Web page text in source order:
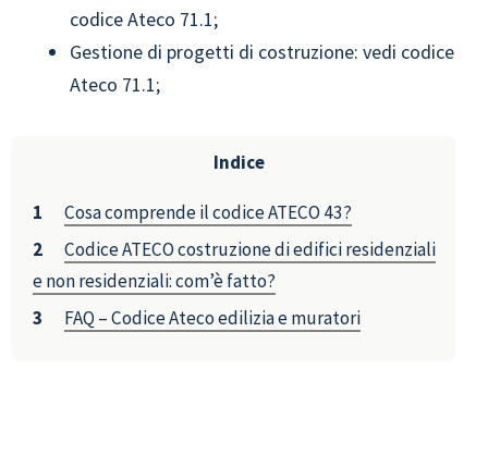
codice Ateco 71.1;
Gestione di progetti di costruzione: vedi codice
Ateco 71.1;
Indice
Cosa comprende il codice ATECO 43?
Codice ATECO costruzione di edifici residenziali
e non residenziali: com’è fatto?
FAQ – Codice Ateco edilizia e muratori